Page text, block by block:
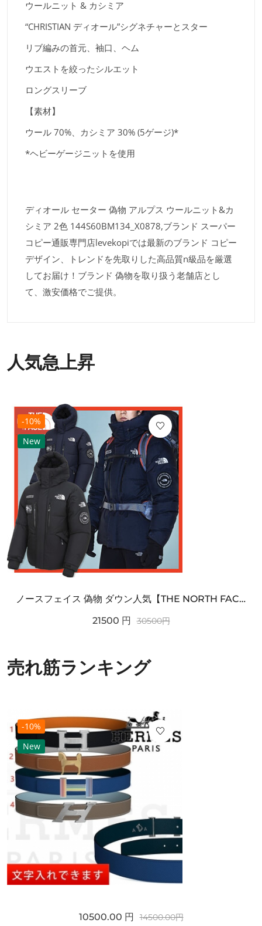
ウールニット & カシミア
“CHRISTIAN ディオール”シグネチャーとスター
リブ編みの首元、袖口、ヘム
ウエストを絞ったシルエット
ロングスリーブ
【素材】
ウール 70%、カシミア 30% (5ゲージ)*
*ヘビーゲージニットを使用
ディオール セーター 偽物 アルプス ウールニット&カ
シミア 2色 144S60BM134_X0878,ブランド スーパー
コピー通販専門店levekopiでは最新のブランド コピー
デザイン、トレンドを先取りした高品質n級品を厳選
してお届け！ブランド 偽物を取り扱う老舗店とし
て、激安価格でご提供。
人気急上昇
-10%
New
ノースフェイス 偽物 ダウン人気【THE NORTH FACE】M'S 7 SUMMIT HIM...
21500 円 30500円
売れ筋ランキング
-10%
New
10500.00 円 14500.00円